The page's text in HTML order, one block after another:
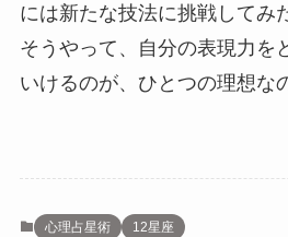
には新たな技法に挑戦してみ
そうやって、自分の表現力を
いけるのが、ひとつの理想な
心理占星術 12星座